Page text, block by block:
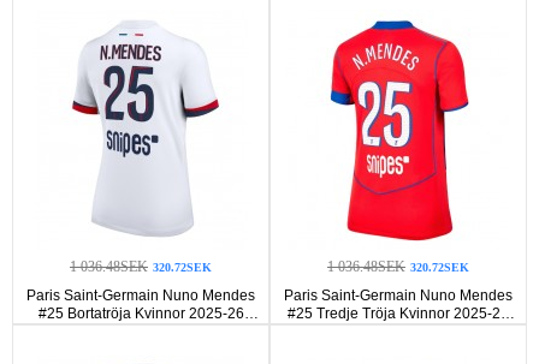
1 036.48SEK 320.72SEK
Paris Saint-Germain Nuno Mendes
#25 Bortatröja Kvinnor 2025-26
Korta ärmar
1 036.48SEK 320.72SEK
Paris Saint-Germain Nuno Mendes
#25 Tredje Tröja Kvinnor 2025-26
Korta ärmar